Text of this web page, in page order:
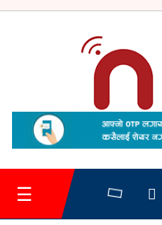
गृहपृष्ठ
समाचार
☰